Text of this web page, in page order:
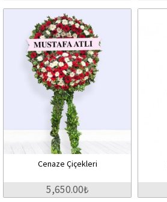
Cenaze Çiçekleri
5,650.00₺